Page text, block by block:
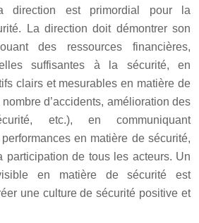
direction est primordial pour la
La direction doit démontrer son
des ressources financières,
suffisantes à la sécurité, en
clairs et mesurables en matière de
d’accidents, amélioration des
etc.), en communiquant
en matière de sécurité,
participation de tous les acteurs. Un
en matière de sécurité est
une culture de sécurité positive et